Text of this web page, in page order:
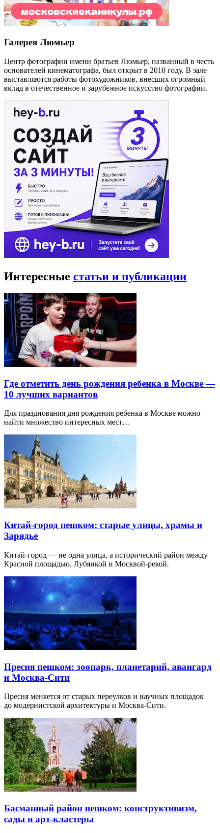
Галерея Люмьер
Центр фотографии имени братьев Люмьер, названный в честь
основателей кинематографа, был открыт в 2010 году. В зале
выставляются работы фотохудожников, внесших огромный
вклад в отечественное и зарубежное искусство фотографии.
Интересные статьи и публикации
Где отметить день рождения ребенка в Москве —
10 лучших вариантов
Для празднования дня рождения ребенка в Москве можно
найти множество интересных мест…
Китай-город пешком: старые улицы, храмы и
Зарядье
Китай-город — не одна улица, а исторический район между
Красной площадью, Лубянкой и Москвой-рекой.
Пресня пешком: зоопарк, планетарий, авангард
и Москва-Сити
Пресня меняется от старых переулков и научных площадок
до модернистской архитектуры и Москва-Сити.
Басманный район пешком: конструктивизм,
сады и арт-кластеры